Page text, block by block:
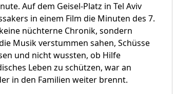
Auf dem Geisel-Platz in Tel Aviv
in einem Film die Minuten des 7.
nüchterne Chronik, sondern
Musik verstummen sahen, Schüsse
und nicht wussten, ob Hilfe
Leben zu schützen, war an
in den Familien weiter brennt.